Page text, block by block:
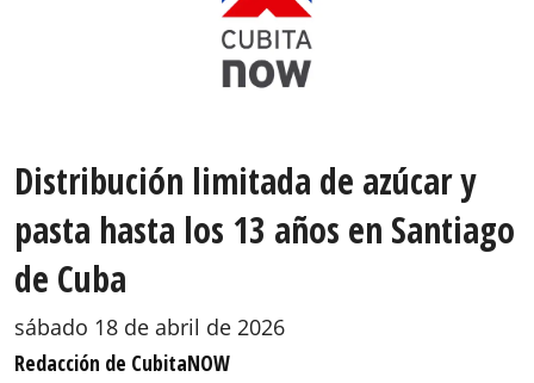
Distribución limitada de azúcar y
pasta hasta los 13 años en Santiago
de Cuba
sábado 18 de abril de 2026
Redacción de CubitaNOW